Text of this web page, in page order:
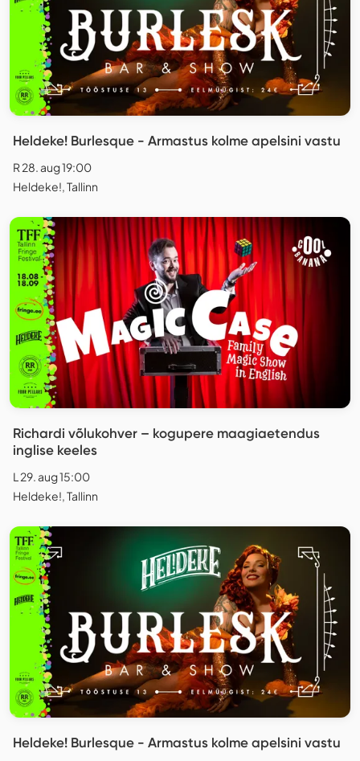
Heldeke! Burlesque - Armastus kolme apelsini vastu
R 28. aug 19:00
Heldeke!, Tallinn
Richardi võlukohver – kogupere maagiaetendus
inglise keeles
L 29. aug 15:00
Heldeke!, Tallinn
Heldeke! Burlesque - Armastus kolme apelsini vastu